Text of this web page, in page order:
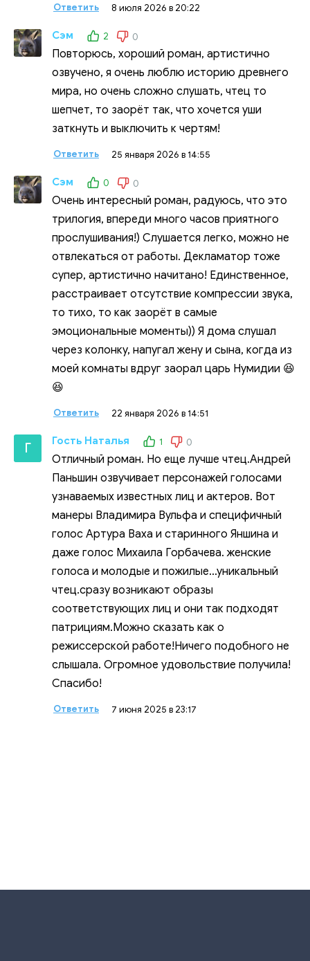
Ответить 8 июля 2026 в 20:22
Сэм 2 0
Повторюсь, хороший роман, артистично
озвучено, я очень люблю историю древнего
мира, но очень сложно слушать, чтец то
шепчет, то заорëт так, что хочется уши
заткнуть и выключить к чертям!
Ответить 25 января 2026 в 14:55
Сэм 0 0
Очень интересный роман, радуюсь, что это
трилогия, впереди много часов приятного
прослушивания!) Слушается легко, можно не
отвлекаться от работы. Декламатор тоже
супер, артистично начитано! Единственное,
расстраивает отсутствие компрессии звука,
то тихо, то как заорëт в самые
эмоциональные моменты)) Я дома слушал
через колонку, напугал жену и сына, когда из
моей комнаты вдруг заорал царь Нумидии 😆
😆
Ответить 22 января 2026 в 14:51
Г Гость Наталья 1 0
Отличный роман. Но еще лучше чтец.Андрей
Паньшин озвучивает персонажей голосами
узнаваемых известных лиц и актеров. Вот
манеры Владимира Вульфа и специфичный
голос Артура Ваха и старинного Яншина и
даже голос Михаила Горбачева. женские
голоса и молодые и пожилые...уникальный
чтец.сразу возникают образы
соответствующих лиц и они так подходят
патрициям.Можно сказать как о
режиссерской работе!Ничего подобного не
слышала. Огромное удовольствие получила!
Спасибо!
Ответить 7 июня 2025 в 23:17